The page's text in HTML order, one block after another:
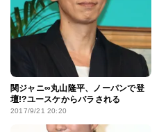
関ジャニ∞丸山隆平、ノーパンで登
壇!?ユースケからバラされる
2017/9/21 20:20